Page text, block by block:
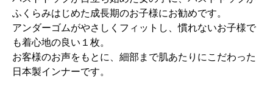
ふくらみはじめた成長期のお子様にお勧めです。
アンダーゴムがやさしくフィットし、慣れないお子様で
も着心地の良い１枚。
お客様のお声をもとに、細部まで肌あたりにこだわった
日本製インナーです。